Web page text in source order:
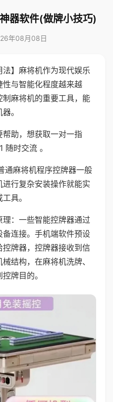
器软件(做牌小技巧)
年08月08日
法】麻将机作为现代娱乐
与智能化程度越来越
麻将机的重要工具，能
。
助，想获取一对一指
时交流 。
通麻将机程序控牌器一般
行复杂安装操作就能实
具。
：一些智能控牌器通过
连接。手机端软件预设
牌器，控牌器接收到信
结构，在麻将机洗牌、
牌目的。